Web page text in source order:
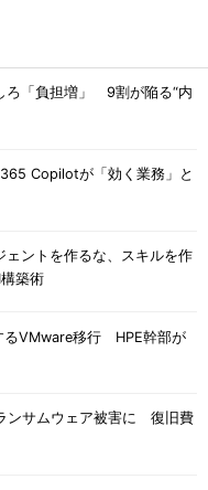
ろ「負担増」 9割が陥る“内
Copilotが「効く業務」と
ントを作るな、スキルを作
築術
るVMware移行 HPE幹部が
ンサムウェア被害に 復旧費